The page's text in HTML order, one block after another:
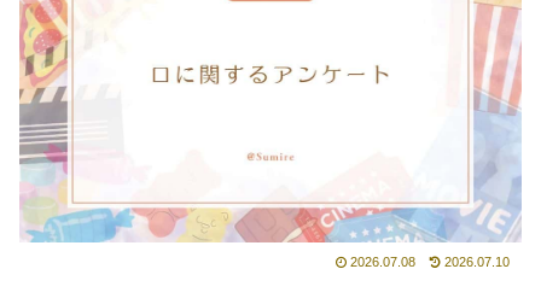
2026.07.08 2026.07.10